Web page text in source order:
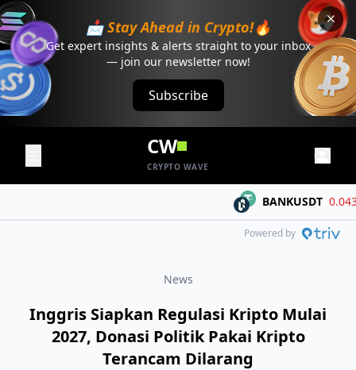
📩 Stay Ahead in Crypto!🔥
Get expert insights & alerts straight to your inbox
— join our newsletter now!
Subscribe
CW
CRYPTO WAVE
BANKUSDT 0.04309
Powered by
News
Inggris Siapkan Regulasi Kripto Mulai
2027, Donasi Politik Pakai Kripto
Terancam Dilarang